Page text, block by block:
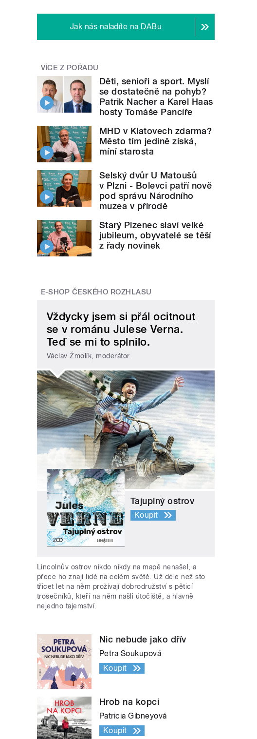
Jak nás naladíte na DABu
VÍCE Z POŘADU
Děti, senioři a sport. Myslí
se dostatečně na pohyb?
Patrik Nacher a Karel Haas
hosty Tomáše Pancíře
MHD v Klatovech zdarma?
Město tím jedině získá,
míní starosta
Selský dvůr U Matoušů
v Plzni - Bolevci patří nově
pod správu Národního
muzea v přírodě
Starý Plzenec slaví velké
jubileum, obyvatelé se těší
z řady novinek
E-SHOP ČESKÉHO ROZHLASU
Vždycky jsem si přál ocitnout
se v románu Julese Verna.
Teď se mi to splnilo.
Václav Žmolík, moderátor
Tajuplný ostrov
Koupit
Lincolnův ostrov nikdo nikdy na mapě nenašel, a
přece ho znají lidé na celém světě. Už déle než sto
třicet let na něm prožívají dobrodružství s pěticí
trosečníků, kteří na něm našli útočiště, a hlavně
nejedno tajemství.
Nic nebude jako dřív
Petra Soukupová
Koupit
Hrob na kopci
Patricia Gibneyová
Koupit